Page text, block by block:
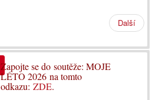
Další
Zapojte se do soutěže: MOJE
LÉTO 2026 na tomto
odkazu:ZDE.